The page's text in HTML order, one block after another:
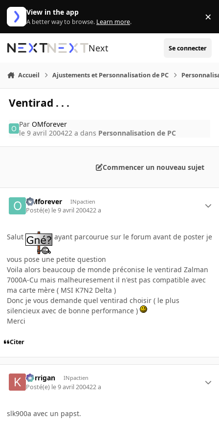
Aller au contenu
View in the app
A better way to browse. Learn more. ×
Next Se connecter
Accueil Ajustements et Personnalisation de PC
Ventirad . . .
ParOMforever
le 9 avril 200422 a dans Personnalisation de PC
Commencer un nouveau sujet
OMforever INpactien
Posté(e) le 9 avril 200422 a
Salut ayant parcourue sur le forum avant de poster je
vous pose une petite question
Voila alors beaucoup de monde préconise le ventirad Zalman
7000A-Cu mais malheuresement il n'est pas compatible avec
ma carte mère ( MSI K7N2 Delta )
Donc je vous demande quel ventirad choisir ( le plus
silencieux avec de bonne performance )
Merci
Citer
korrigan INpactien
Posté(e) le 9 avril 200422 a
slk900a avec un papst.